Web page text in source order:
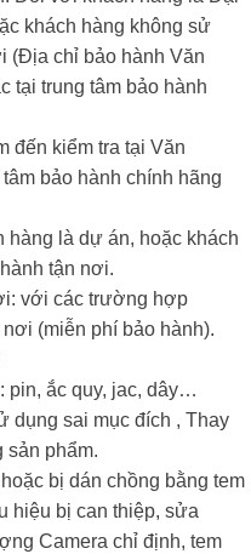
khách hàng không sử
(Địa chỉ bảo hành Văn
tại trung tâm bảo hành
đến kiểm tra tại Văn
bảo hành chính hãng
là dự án, hoặc khách
tận nơi.
với các trường hợp
(miễn phí bảo hành).
pin, ắc quy, jac, dây…
dụng sai mục đích , Thay
sản phẩm.
bị dán chồng bằng tem
hiệu bị can thiệp, sửa
Camera chỉ định, tem